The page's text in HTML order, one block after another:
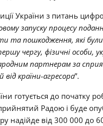
України з питань
запуску процесу
пошкодження, які були
чергу, фізичні особи,
партнерам за
від країни-агресора”.
готується до початку
Радою і буде
надійде від 300 000